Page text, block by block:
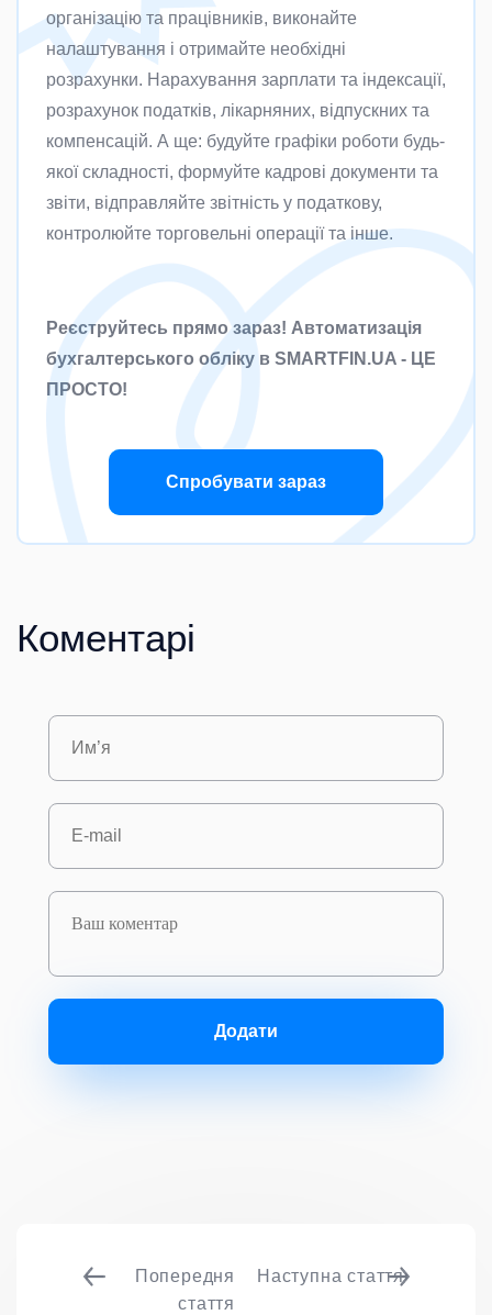
організацію та працівників, виконайте
налаштування і отримайте необхідні
розрахунки. Нарахування зарплати та індексації,
розрахунок податків, лікарняних, відпускних та
компенсацій. А ще: будуйте графіки роботи будь-
якої складності, формуйте кадрові документи та
звіти, відправляйте звітність у податкову,
контролюйте торговельні операції та інше.
Реєструйтесь прямо зараз! Автоматизація
бухгалтерського обліку в SMARTFIN.UA - ЦЕ
ПРОСТО!
Спробувати зараз
Коментарі
Додати
Попередня
стаття
Наступна стаття